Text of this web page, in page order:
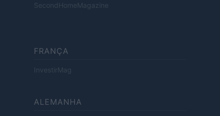
SecondHomeMagazine
FRANÇA
InvestirMag
ALEMANHA